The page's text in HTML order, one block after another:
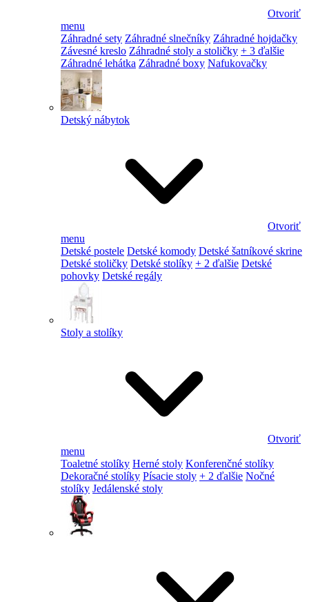
Otvoriť
menu
Záhradné sety Záhradné slnečníky Záhradné hojdačky
Závesné kreslo Záhradné stoly a stoličky + 3 ďalšie
Záhradné lehátka Záhradné boxy Nafukovačky
Detský nábytok
Otvoriť
menu
Detské postele Detské komody Detské šatníkové skrine
Detské stoličky Detské stolíky + 2 ďalšie Detské
pohovky Detské regály
Stoly a stolíky
Otvoriť
menu
Toaletné stolíky Herné stoly Konferenčné stolíky
Dekoračné stolíky Písacie stoly + 2 ďalšie Nočné
stolíky Jedálenské stoly